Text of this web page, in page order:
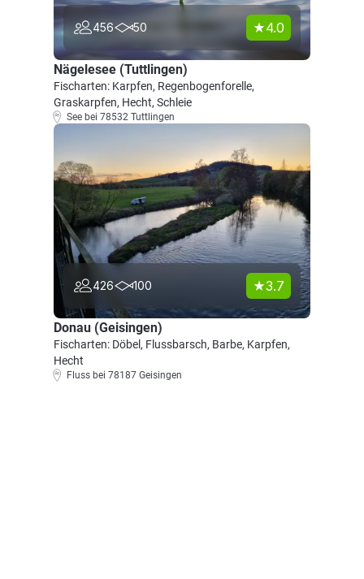
456 50 4.0
Nägelesee (Tuttlingen)
Fischarten: Karpfen, Regenbogenforelle,
Graskarpfen, Hecht, Schleie
See bei 78532 Tuttlingen
426 100 3.7
Donau (Geisingen)
Fischarten: Döbel, Flussbarsch, Barbe, Karpfen,
Hecht
Fluss bei 78187 Geisingen